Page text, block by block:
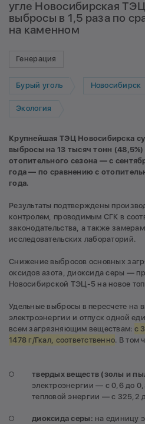
угле Новосибирская
выбросы в 1,5 раза по
на каменном
Генерация
Бурый уголь Новосибирск
Экология
Крупнейшая ТЭЦ Новосибирска
выбросы на 13 тысяч тонн
отопительного сезона — с
года — по сравнению с
года.
Результаты подтверждены
контролем, проводимым СГК в
законодательства, а также
исследовательских лабораторий.
Снижение выбросов основных
оксидов азота, диоксида серы —
Новосибирской ТЭЦ-5 на новое
Удельные выбросы в пересчете на
электроэнергии и отпуск одной
всем загрязняющим веществам: с
1478 г/Гкал, соответственно. В том
твердых веществ (золы и
электроэнергии — с 0,6 до
тепловой энергии — с 325,2
диоксида серы: на единицу